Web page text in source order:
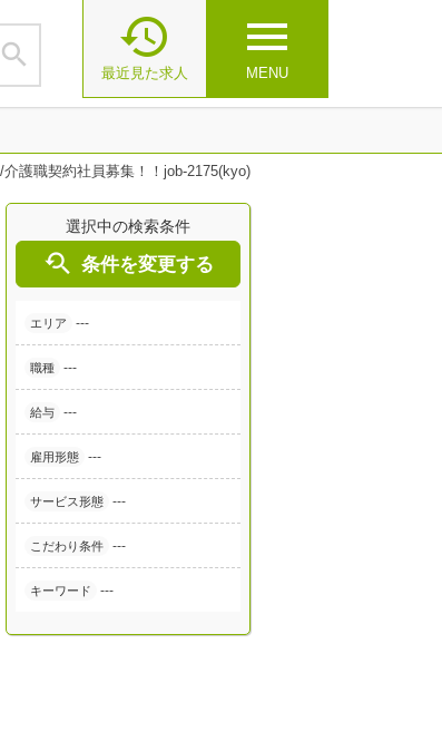
 menu
MENU

最近見た求人
護職契約社員募集！！job-2175(kyo)
選択中の検索条件
 条件を変更する
エリア ---
職種 ---
給与 ---
雇用形態 ---
サービス形態 ---
こだわり条件 ---
キーワード ---